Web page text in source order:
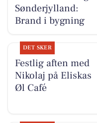
Sønderjylland:
Brand i bygning
DET SKER
Festlig aften med
Nikolaj på Eliskas
Øl Café